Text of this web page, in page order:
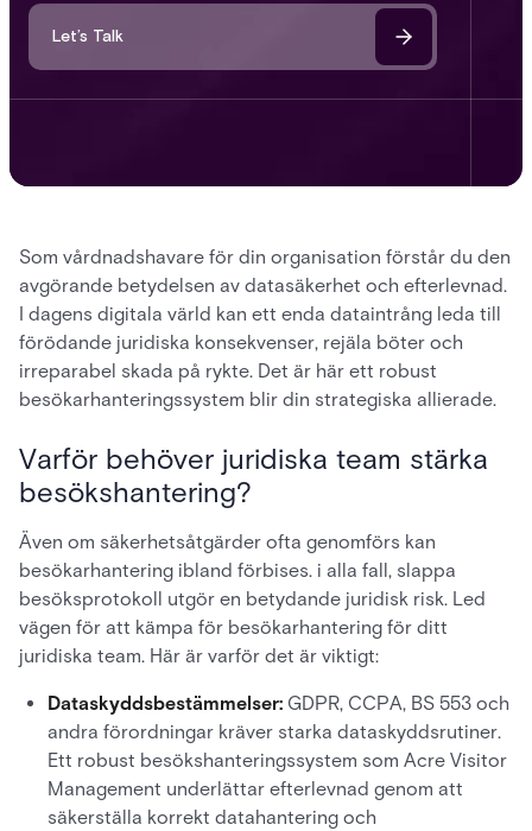
Let’s Talk
Som vårdnadshavare för din organisation förstår du den
avgörande betydelsen av datasäkerhet och efterlevnad.
I dagens digitala värld kan ett enda dataintrång leda till
förödande juridiska konsekvenser, rejäla böter och
irreparabel skada på rykte. Det är här ett robust
besökarhanteringssystem blir din strategiska allierade.
Varför behöver juridiska team stärka
besökshantering?
Även om säkerhetsåtgärder ofta genomförs kan
besökarhantering ibland förbises. i alla fall, slappa
besöksprotokoll utgör en betydande juridisk risk. Led
vägen för att kämpa för besökarhantering för ditt
juridiska team. Här är varför det är viktigt:
Dataskyddsbestämmelser: GDPR, CCPA, BS 553 och
andra förordningar kräver starka dataskyddsrutiner.
Ett robust besökshanteringssystem som Acre Visitor
Management underlättar efterlevnad genom att
säkerställa korrekt datahantering och